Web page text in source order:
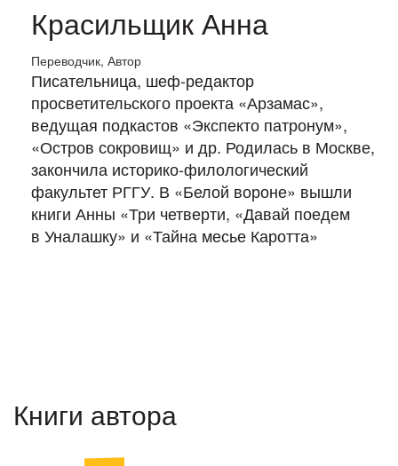
Красильщик Анна
Переводчик, Автор
Писательница, шеф-редактор
просветительского проекта «Арзамас»,
ведущая подкастов «Экспекто патронум»,
«Остров сокровищ» и др. Родилась в Москве,
закончила историко-филологический
факультет РГГУ. В «Белой вороне» вышли
книги Анны «Три четверти, «Давай поедем
в Уналашку» и «Тайна месье Каротта»
Книги автора